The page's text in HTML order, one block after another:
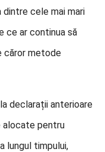
dintre cele mai mari
ce ar continua să
căror metode
declarații anterioare
alocate pentru
lungul timpului,